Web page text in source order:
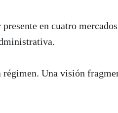
en cuatro
Una visión